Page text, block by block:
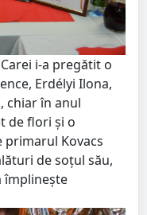
i-a pregătit o
Erdélyi Ilona,
chiar în anul
de flori şi o
primarul Kovacs
de soţul său,
împlineşte